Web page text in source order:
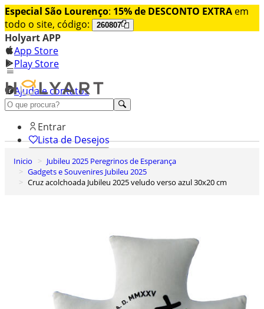
Especial São Lourenço: 15% de DESCONTO EXTRA em
todo o site, código:
260807
Holyart APP
App Store
Play Store
Ajuda e contatos
Conheça premium
Entrar
Lista de Desejos
0
Carrinho de Compras
Inicio
Jubileu 2025 Peregrinos de Esperança
Gadgets e Souvenires Jubileu 2025
Cruz acolchoada Jubileu 2025 veludo verso azul 30x20 cm